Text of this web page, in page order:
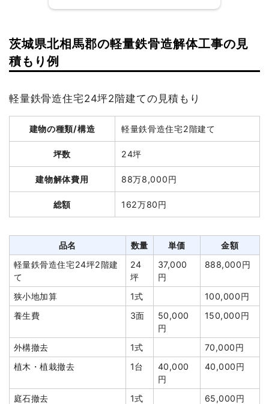
建物の種類/構造 木造住宅1階建て
坪数 6坪
建物解体費用 28万7,396円
総額 123万2,000円
品名 数量 単価
金額
木造住宅6坪1階建て
6坪 47,899円
60m² 580円
カッター工事
73,530円
室外設備・機器撤去
1式
71,430円
諸経費
値引き
1,889円
小計
1,120,000円
消費税
112,000円
合計金額
1,232,000円
茨城県北相馬郡の軽量鉄骨造解体工事の見
積もり例
軽量鉄骨造住宅24坪2階建ての見積もり
建物の種類/構造 軽量鉄骨造住宅2階建て
坪数 24坪
建物解体費用 88万8,000円
総額 162万80円
品名 数量 単価
金額
軽量鉄骨造住宅24坪2階建
て
24
坪
37,000
円
888,000円
狭小地加算 1式
100,000円
養生費
3面
50,000
円
150,000円
外構撤去 1式
70,000円
植木・植栽撤去
1台
40,000
円
40,000円
庭石撤去 1式
65,000円